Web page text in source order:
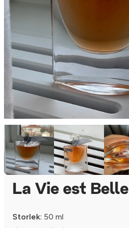
La Vie est Belle
Storlek: 50 ml